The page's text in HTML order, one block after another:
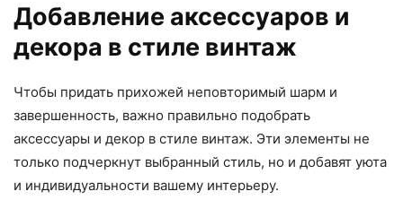
Добавление аксессуаров и
декора в стиле винтаж
Чтобы придать прихожей неповторимый шарм и
завершенность, важно правильно подобрать
аксессуары и декор в стиле винтаж. Эти элементы не
только подчеркнут выбранный стиль, но и добавят уюта
и индивидуальности вашему интерьеру.